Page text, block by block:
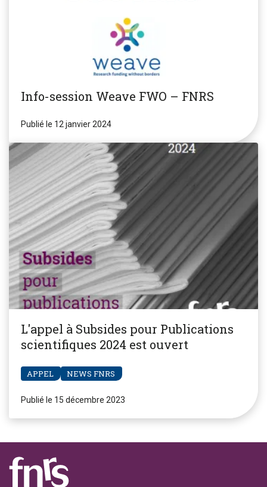
Info-session Weave FWO – FNRS
Publié le 12 janvier 2024
L'appel à Subsides pour Publications
scientifiques 2024 est ouvert
APPEL NEWS FNRS
Publié le 15 décembre 2023